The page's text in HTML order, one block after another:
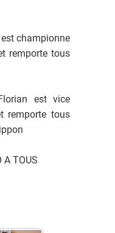
championne
remporte tous
est vice
remporte tous
A TOUS